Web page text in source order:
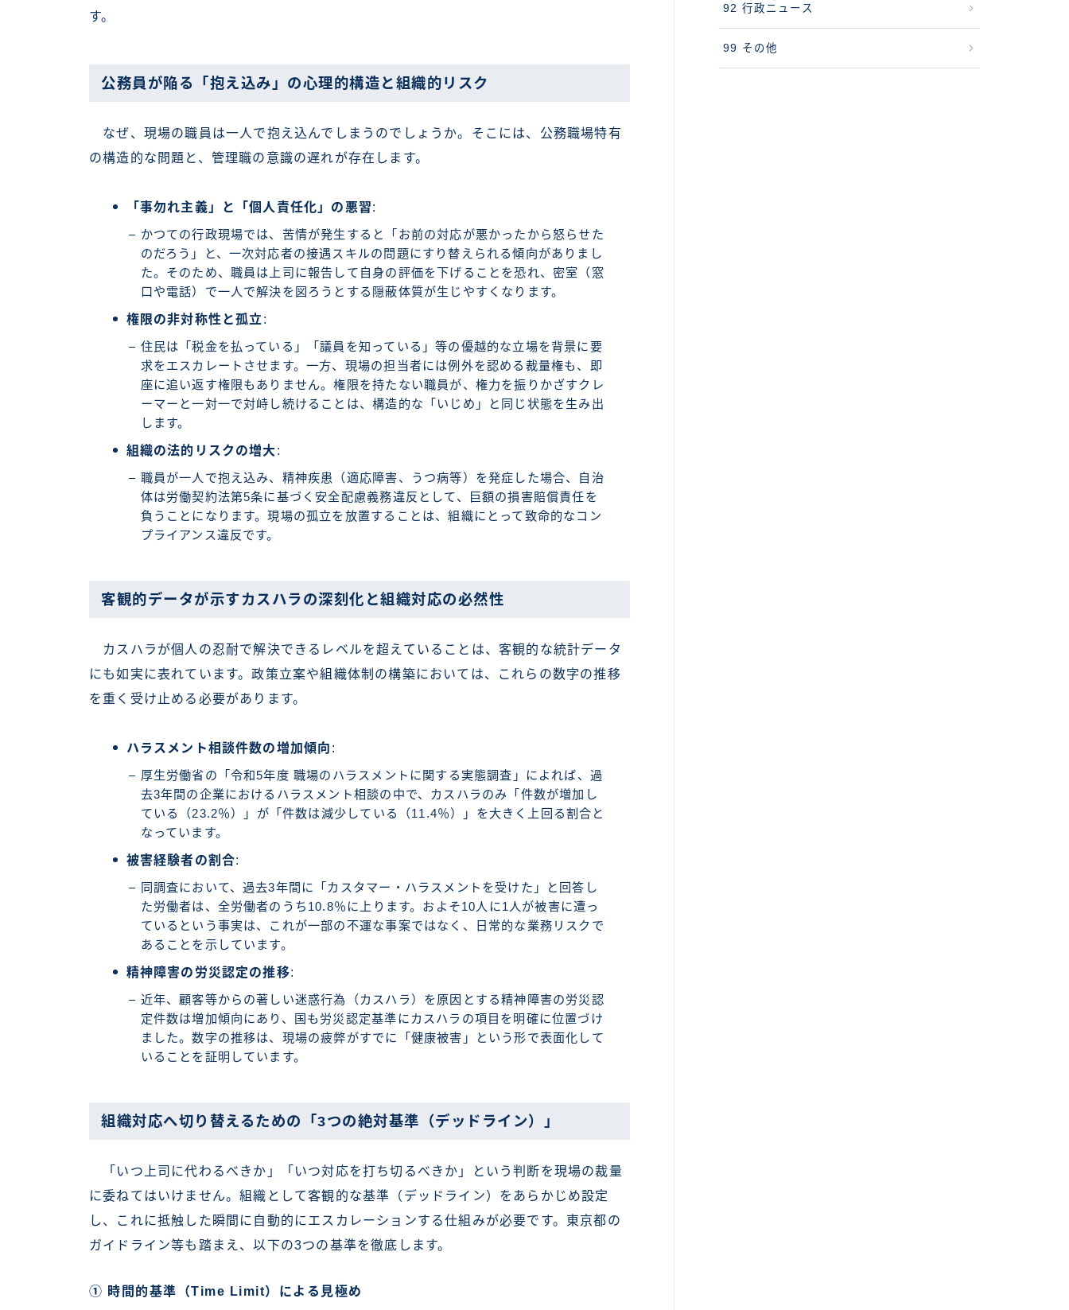
す。
公務員が陥る「抱え込み」の心理的構造と組織的リスク
なぜ、現場の職員は一人で抱え込んでしまうのでしょうか。そこには、公務職場特有
の構造的な問題と、管理職の意識の遅れが存在します。
「事勿れ主義」と「個人責任化」の悪習:
かつての行政現場では、苦情が発生すると「お前の対応が悪かったから怒らせた
のだろう」と、一次対応者の接遇スキルの問題にすり替えられる傾向がありまし
た。そのため、職員は上司に報告して自身の評価を下げることを恐れ、密室（窓
口や電話）で一人で解決を図ろうとする隠蔽体質が生じやすくなります。
権限の非対称性と孤立 :
住民は「税金を払っている」「議員を知っている」等の優越的な立場を背景に要
求をエスカレートさせます。一方、現場の担当者には例外を認める裁量権も、即
座に追い返す権限もありません。権限を持たない職員が、権力を振りかざすクレ
ーマーと一対一で対峙し続けることは、構造的な「いじめ」と同じ状態を生み出
します。
組織の法的リスクの増大:
職員が一人で抱え込み、精神疾患（適応障害、うつ病等）を発症した場合、自治
体は労働契約法第5条に基づく安全配慮義務違反として、巨額の損害賠償責任を
負うことになります。現場の孤立を放置することは、組織にとって致命的なコン
プライアンス違反です。
客観的データが示すカスハラの深刻化と組織対応の必然性
カスハラが個人の忍耐で解決できるレベルを超えていることは、客観的な統計データ
にも如実に表れています。政策立案や組織体制の構築においては、これらの数字の推移
を重く受け止める必要があります。
ハラスメント相談件数の増加傾向 :
厚生労働省の「令和5年度 職場のハラスメントに関する実態調査」によれば、過
去3年間の企業におけるハラスメント相談の中で、カスハラのみ「件数が増加し
ている（23.2％）」が「件数は減少している（11.4％）」を大きく上回る割合と
なっています。
被害経験者の割合:
同調査において、過去3年間に「カスタマー・ハラスメントを受けた」と回答し
た労働者は、全労働者のうち10.8％に上ります。およそ10人に1人が被害に遭っ
ているという事実は、これが一部の不運な事案ではなく、日常的な業務リスクで
あることを示しています。
精神障害の労災認定の推移:
近年、顧客等からの著しい迷惑行為（カスハラ）を原因とする精神障害の労災認
定件数は増加傾向にあり、国も労災認定基準にカスハラの項目を明確に位置づけ
ました。数字の推移は、現場の疲弊がすでに「健康被害」という形で表面化して
いることを証明しています。
組織対応へ切り替えるための「3つの絶対基準（デッドライン）」
「いつ上司に代わるべきか」「いつ対応を打ち切るべきか」という判断を現場の裁量
に委ねてはいけません。組織として客観的な基準（デッドライン）をあらかじめ設定
し、これに抵触した瞬間に自動的にエスカレーションする仕組みが必要です。東京都の
ガイドライン等も踏まえ、以下の3つの基準を徹底します。
① 時間的基準（Time Limit）による見極め
92 行政ニュース
99 その他